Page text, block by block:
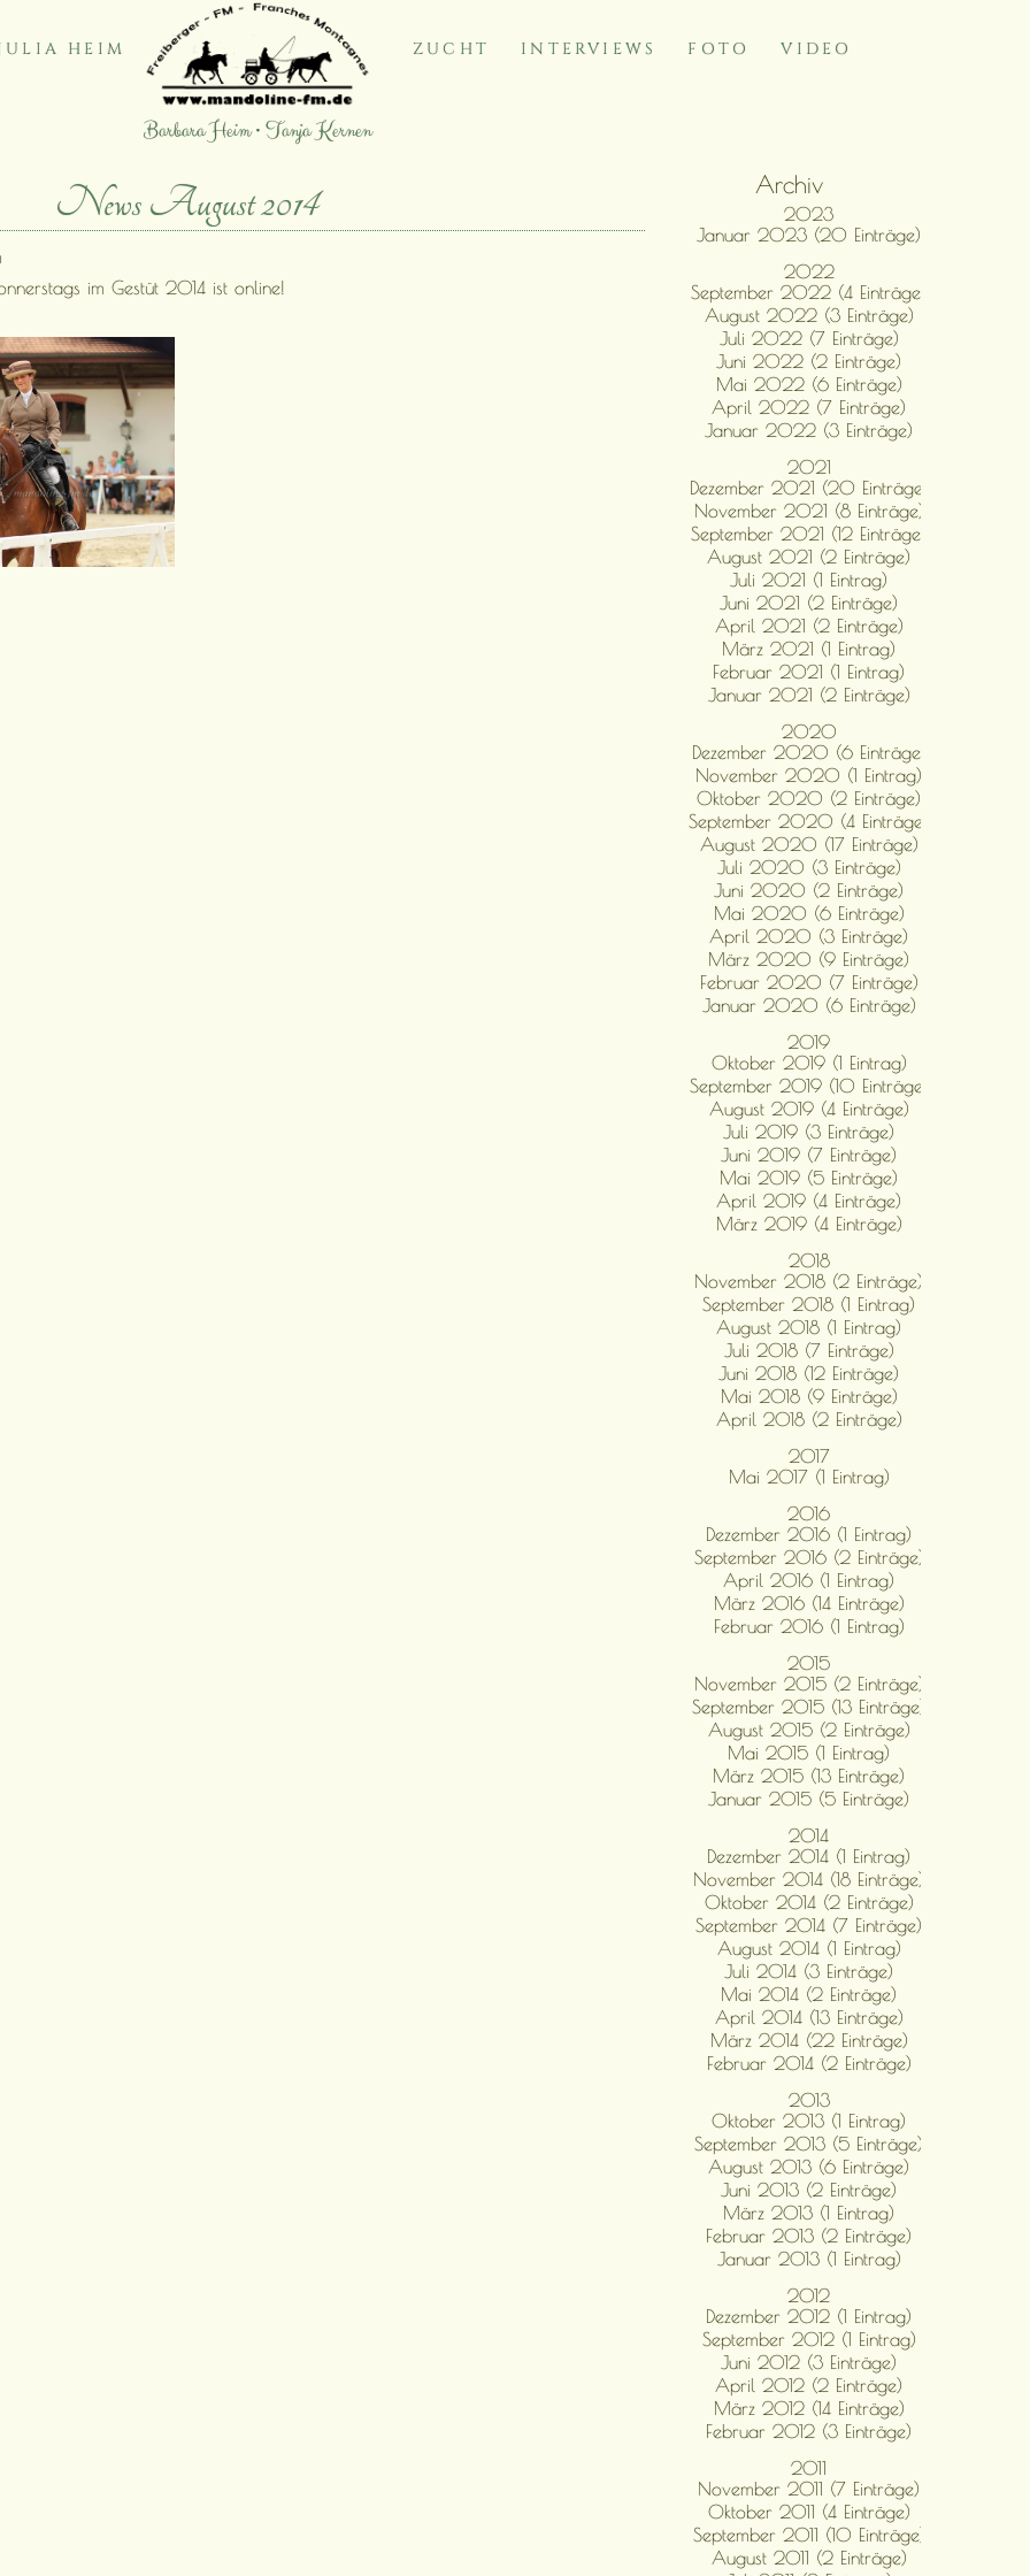
Barbara Heim • Tanja Kernen
HEIM ZUCHT INTERVIEWS FOTO VIDEO
News August 2014
im Gestüt 2014 ist online!
Archiv
2023
Januar 2023 (20 Einträge)
2022
September 2022 (4 Einträge)
August 2022 (3 Einträge)
Juli 2022 (7 Einträge)
Juni 2022 (2 Einträge)
Mai 2022 (6 Einträge)
April 2022 (7 Einträge)
Januar 2022 (3 Einträge)
2021
Dezember 2021 (20 Einträge)
November 2021 (8 Einträge)
September 2021 (12 Einträge)
August 2021 (2 Einträge)
Juli 2021 (1 Eintrag)
Juni 2021 (2 Einträge)
April 2021 (2 Einträge)
März 2021 (1 Eintrag)
Februar 2021 (1 Eintrag)
Januar 2021 (2 Einträge)
2020
Dezember 2020 (6 Einträge)
November 2020 (1 Eintrag)
Oktober 2020 (2 Einträge)
September 2020 (4 Einträge)
August 2020 (17 Einträge)
Juli 2020 (3 Einträge)
Juni 2020 (2 Einträge)
Mai 2020 (6 Einträge)
April 2020 (3 Einträge)
März 2020 (9 Einträge)
Februar 2020 (7 Einträge)
Januar 2020 (6 Einträge)
2019
Oktober 2019 (1 Eintrag)
September 2019 (10 Einträge)
August 2019 (4 Einträge)
Juli 2019 (3 Einträge)
Juni 2019 (7 Einträge)
Mai 2019 (5 Einträge)
April 2019 (4 Einträge)
März 2019 (4 Einträge)
2018
November 2018 (2 Einträge)
September 2018 (1 Eintrag)
August 2018 (1 Eintrag)
Juli 2018 (7 Einträge)
Juni 2018 (12 Einträge)
Mai 2018 (9 Einträge)
April 2018 (2 Einträge)
2017
Mai 2017 (1 Eintrag)
2016
Dezember 2016 (1 Eintrag)
September 2016 (2 Einträge)
April 2016 (1 Eintrag)
März 2016 (14 Einträge)
Februar 2016 (1 Eintrag)
2015
November 2015 (2 Einträge)
September 2015 (13 Einträge)
August 2015 (2 Einträge)
Mai 2015 (1 Eintrag)
März 2015 (13 Einträge)
Januar 2015 (5 Einträge)
2014
Dezember 2014 (1 Eintrag)
November 2014 (18 Einträge)
Oktober 2014 (2 Einträge)
September 2014 (7 Einträge)
August 2014 (1 Eintrag)
Juli 2014 (3 Einträge)
Mai 2014 (2 Einträge)
April 2014 (13 Einträge)
März 2014 (22 Einträge)
Februar 2014 (2 Einträge)
2013
Oktober 2013 (1 Eintrag)
September 2013 (5 Einträge)
August 2013 (6 Einträge)
Juni 2013 (2 Einträge)
März 2013 (1 Eintrag)
Februar 2013 (2 Einträge)
Januar 2013 (1 Eintrag)
2012
Dezember 2012 (1 Eintrag)
September 2012 (1 Eintrag)
Juni 2012 (3 Einträge)
April 2012 (2 Einträge)
März 2012 (14 Einträge)
Februar 2012 (3 Einträge)
2011
November 2011 (7 Einträge)
Oktober 2011 (4 Einträge)
September 2011 (10 Einträge)
August 2011 (2 Einträge)